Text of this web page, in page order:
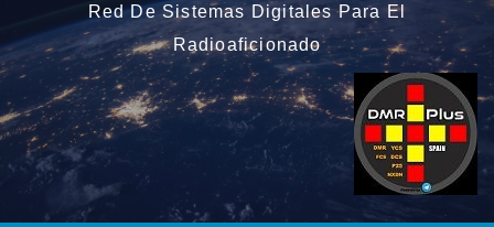
Red De Sistemas Digitales Para El
Radioaficionado